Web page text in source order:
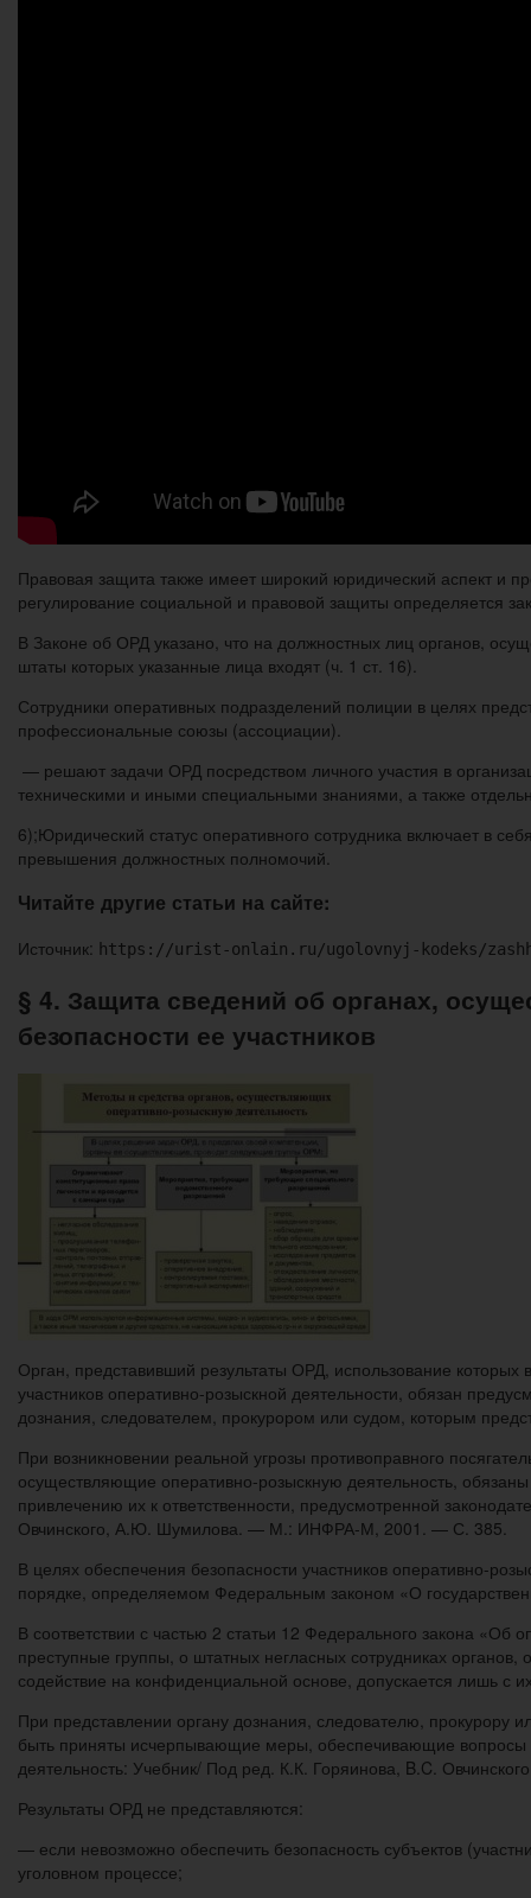
Правовая защита также имеет широкий юридический аспект и
регулирование социальной и правовой защиты определяется
В Законе об ОРД указано, что на должностных лиц органов,
штаты которых указанные лица входят (ч. 1 ст. 16).
Сотрудники оперативных подразделений полиции в целях
профессиональные союзы (ассоциации).
— решают задачи ОРД посредством личного участия в
техническими и иными специальными знаниями, а также
6);Юридический статус оперативного сотрудника включает в
превышения должностных полномочий.
Читайте другие статьи на сайте:
Источник: https://urist-onlain.ru/ugolovnyj-kodeks/
§ 4. Защита сведений об органах,
безопасности ее участников
Орган, представивший результаты ОРД, использование
участников оперативно-розыскной деятельности, обязан
дознания, следователем, прокурором или судом, которым
При возникновении реальной угрозы противоправного
осуществляющие оперативно-розыскную деятельность,
привлечению их к ответственности, предусмотренной
Овчинского, А.Ю. Шумилова. — М.: ИНФРА-М, 2001. — С. 385.
В целях обеспечения безопасности участников оперативно-
порядке, определяемом Федеральным законом «О
В соответствии с частью 2 статьи 12 Федерального закона «Об
преступные группы, о штатных негласных сотрудниках
содействие на конфиденциальной основе, допускается лишь
При представлении органу дознания, следователю, прокурору
быть приняты исчерпывающие меры, обеспечивающие вопросы
деятельность: Учебник/ Под ред. К.К. Горяинова, B.C.
Результаты ОРД не представляются:
— если невозможно обеспечить безопасность субъектов
уголовном процессе;